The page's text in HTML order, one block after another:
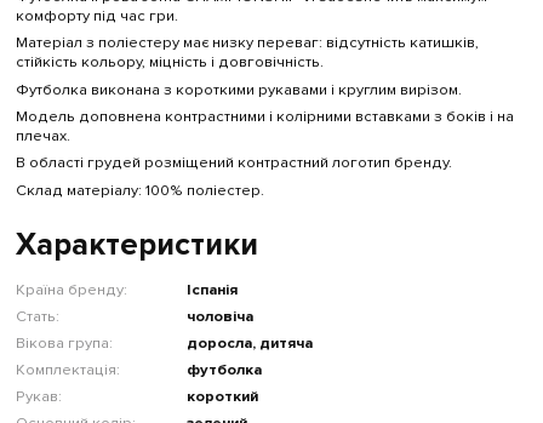
комфорту під час гри.
Матеріал з поліестеру має низку переваг: відсутність катишків,
стійкість кольору, міцність і довговічність.
Футболка виконана з короткими рукавами і круглим вирізом.
Модель доповнена контрастними і колірними вставками з боків і на
плечах.
В області грудей розміщений контрастний логотип бренду.
Склад матеріалу: 100% поліестер.
Характеристики
Країна бренду:
Іспанія
Стать:
чоловіча
Вікова група:
доросла, дитяча
Комплектація:
футболка
Рукав:
короткий